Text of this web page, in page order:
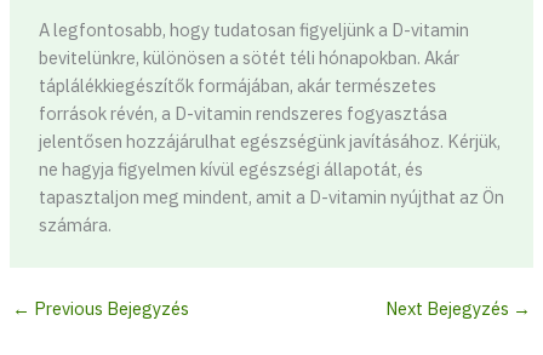
A legfontosabb, hogy tudatosan figyeljünk a D-vitamin
bevitelünkre, különösen a sötét téli hónapokban. Akár
táplálékkiegészítők formájában, akár természetes
források révén, a D-vitamin rendszeres fogyasztása
jelentősen hozzájárulhat egészségünk javításához. Kérjük,
ne hagyja figyelmen kívül egészségi állapotát, és
tapasztaljon meg mindent, amit a D-vitamin nyújthat az Ön
számára.
← Previous Bejegyzés Next Bejegyzés →